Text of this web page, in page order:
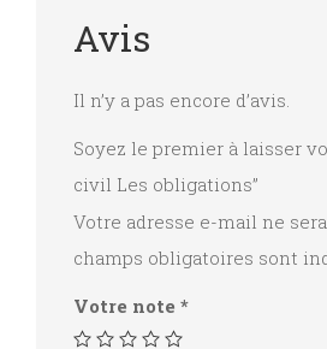
Avis
Il n’y a pas encore d’avis.
Soyez le premier à laisser
civil Les obligations”
Votre adresse e-mail ne
champs obligatoires sont
Votre note *